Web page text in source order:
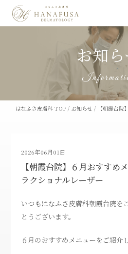
お知
はなふさ皮膚科 TOP / お知らせ / 【朝霞台
2026年06月01日
【朝霞台院】６月おすす
ラクショナルレーザー
いつもはなふさ皮膚科朝霞台院を
とうございます。
６月のおすすめメニューをご紹介